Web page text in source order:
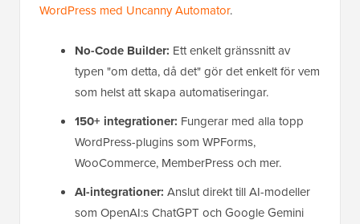
WordPress med Uncanny Automator.
No-Code Builder: Ett enkelt gränssnitt av
typen "om detta, då det" gör det enkelt för vem
som helst att skapa automatiseringar.
150+ integrationer: Fungerar med alla topp
WordPress-plugins som WPForms,
WooCommerce, MemberPress och mer.
AI-integrationer: Anslut direkt till AI-modeller
som OpenAI:s ChatGPT och Google Gemini